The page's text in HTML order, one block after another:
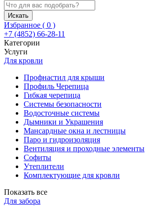
Искать
Избранное ( 0 )
+7 (4852) 66-28-11
Категории
Услуги
Для кровли
Профнастил для крыши
Профиль Черепица
Гибкая черепица
Системы безопасности
Водосточные системы
Дымники и Украшения
Мансардные окна и лестницы
Паро и гидроизоляция
Вентиляция и проходные элементы
Софиты
Утеплители
Комплектующие для кровли
Показать все
Для забора